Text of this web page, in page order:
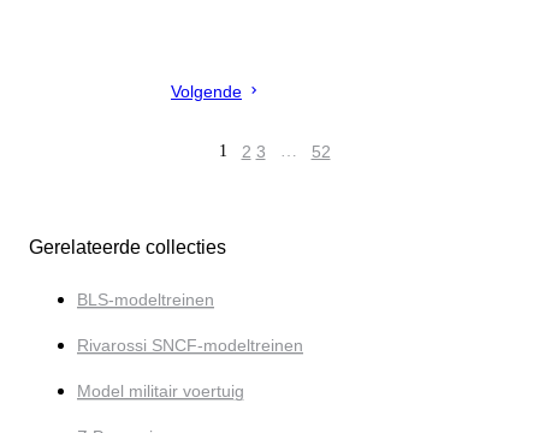
Volgende
1 2 3 … 52
Gerelateerde collecties
BLS-modeltreinen
Rivarossi SNCF-modeltreinen
Model militair voertuig